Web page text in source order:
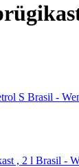
S Brasil -
, 2 l Brasil -